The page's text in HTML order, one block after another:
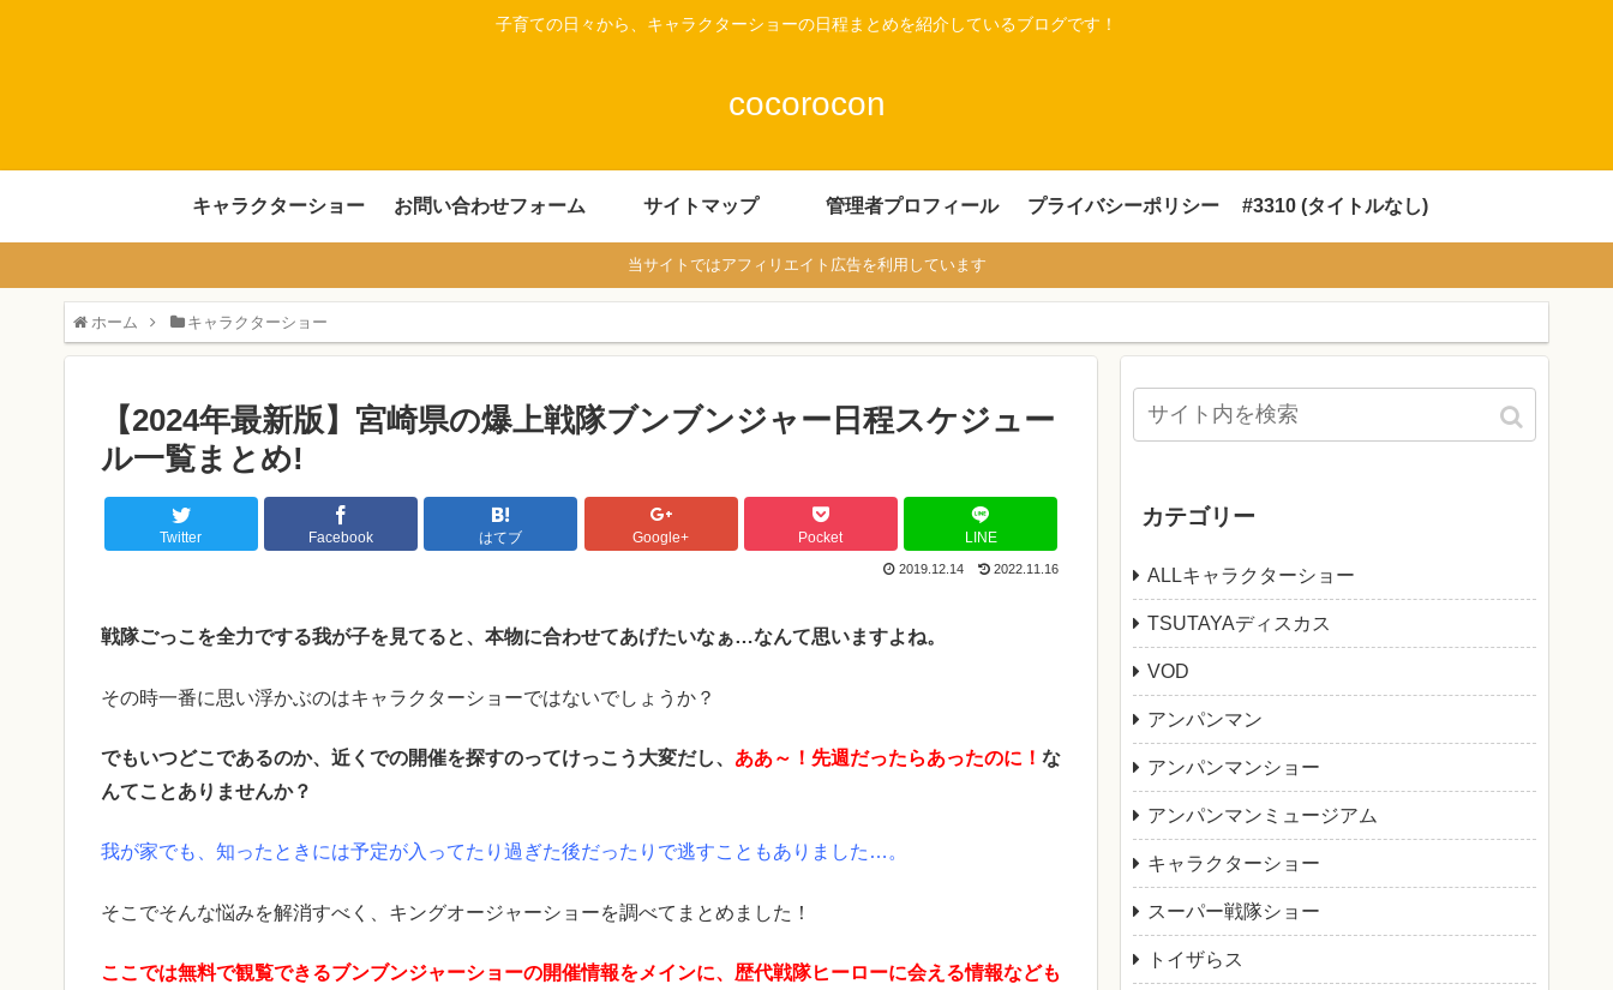
子育ての日々から、キャラクターショーの日程まとめを紹介しているブログです！
cocorocon
キャラクターショー お問い合わせフォーム サイトマップ 管理者プロフィール プライバシーポリシー #3310 (タイトルなし)
当サイトではアフィリエイト広告を利用しています
ホーム キャラクターショー
【2024年最新版】宮崎県の爆上戦隊ブンブンジャー日程スケジュー
ル一覧まとめ!
Twitter Facebook はてブ Google+ Pocket LINE
2019.12.14 2022.11.16
戦隊ごっこを全力でする我が子を見てると、本物に合わせてあげたいなぁ…なんて思いますよね。
その時一番に思い浮かぶのはキャラクターショーではないでしょうか？
でもいつどこであるのか、近くでの開催を探すのってけっこう大変だし、 ああ～！先週だったらあったのに！ な
んてことありませんか？
我が家でも、知ったときには予定が入ってたり過ぎた後だったりで逃すこともありました…。
そこでそんな悩みを解消すべく、キングオージャーショーを調べてまとめました！
ここでは無料で観覧できるブンブンジャーショーの開催情報をメインに、歴代戦隊ヒーローに会える情報なども
カテゴリー
ALLキャラクターショー
TSUTAYAディスカス
VOD
アンパンマン
アンパンマンショー
アンパンマンミュージアム
キャラクターショー
スーパー戦隊ショー
トイザらス